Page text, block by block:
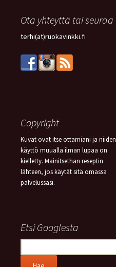
Ota yhteyttä tai seuraa
terhi(at)ruokavinkki.fi
Copyright
Kuvat ovat itse ottamiani ja niiden
käyttö muualla ilman lupaa on
kielletty. Mainitsethan reseptin
lähteen, jos käytät sitä omassa
palvelussasi.
Etsi Googlesta